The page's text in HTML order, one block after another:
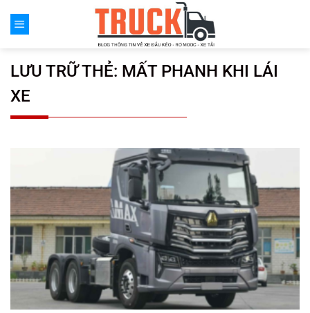
đến
LƯU TRỮ THẺ: MẤT PHANH KHI LÁI
XE